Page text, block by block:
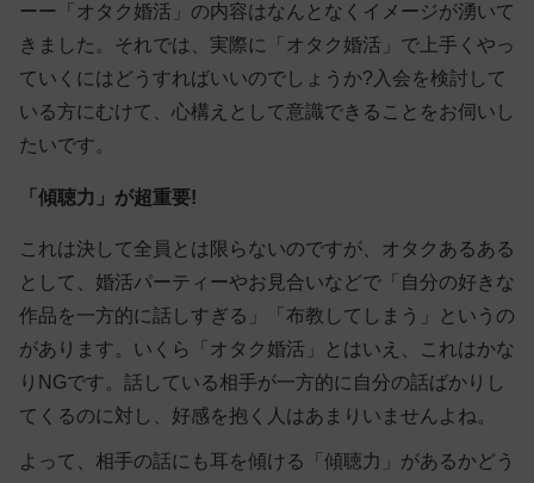
ーー「オタク婚活」の内容はなんとなくイメージが湧いて
きました。それでは、実際に「オタク婚活」で上手くやっ
ていくにはどうすればいいのでしょうか?入会を検討して
いる方にむけて、心構えとして意識できることをお伺いし
たいです。
「傾聴力」が超重要!
これは決して全員とは限らないのですが、オタクあるある
として、婚活パーティーやお見合いなどで「自分の好きな
作品を一方的に話しすぎる」「布教してしまう」というの
があります。いくら「オタク婚活」とはいえ、これはかな
りNGです。話している相手が一方的に自分の話ばかりし
てくるのに対し、好感を抱く人はあまりいませんよね。
よって、 相手の話にも耳を傾ける「傾聴力」があるかどう